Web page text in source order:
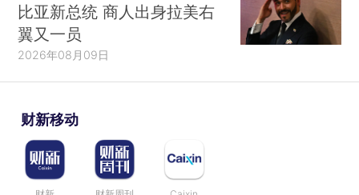
比亚新总统 商人出身拉美右
翼又一员
2026年08月09日
财新移动